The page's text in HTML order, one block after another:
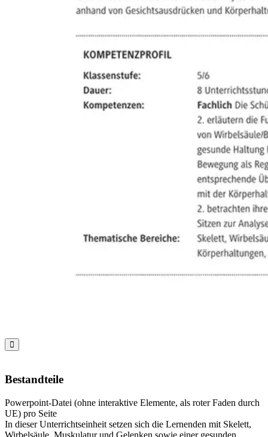

Bestandteile
Powerpoint-Datei (ohne interaktive Elemente, als roter Faden durch
UE) pro Seite
In dieser Unterrichtseinheit setzen sich die Lernenden mit Skelett,
Wirbelsäule, Muskulatur und Gelenken sowie einer gesunden